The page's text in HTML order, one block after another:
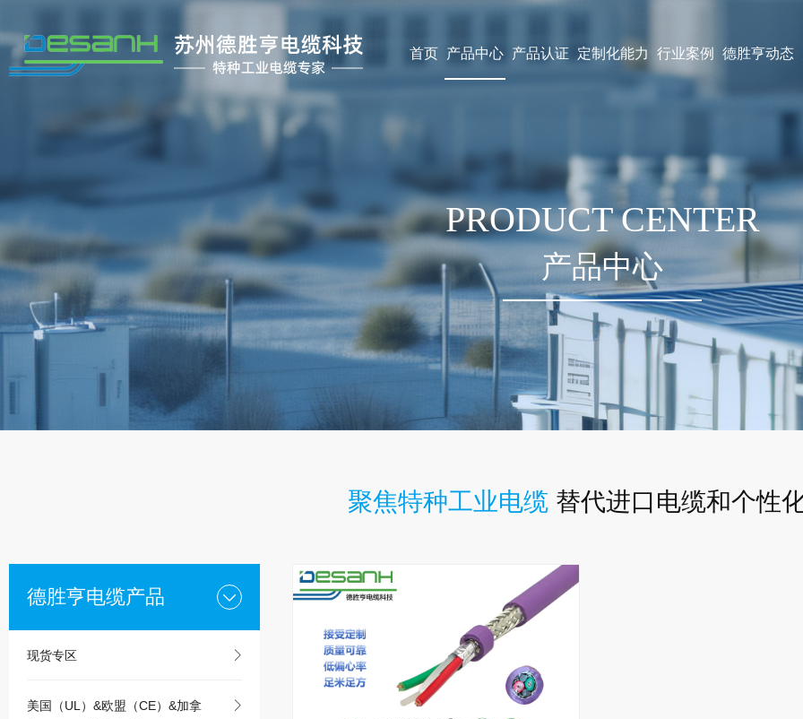
首页 产品中心 产品认证 定制化能力 行业案例 德胜亨动态
PRODUCT CENTER
产品中心
聚焦特种工业电缆 替代进口电缆和个性
德胜亨电缆产品
现货专区
美国（UL）&欧盟（CE）&加拿